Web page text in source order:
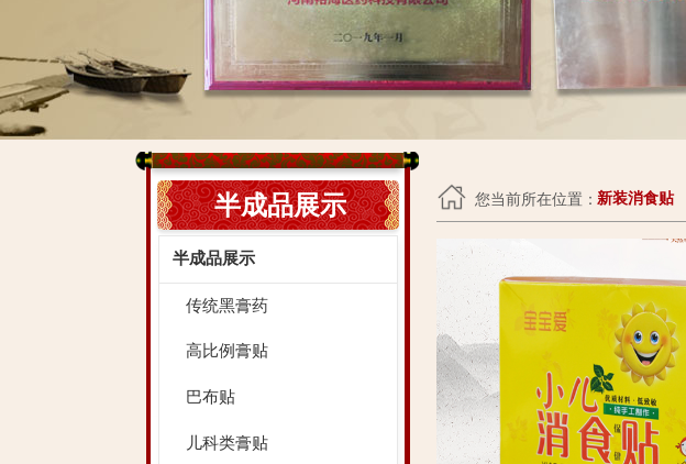
您当前所在位置：新装消食贴
按钮
半成品展示
传统黑膏药
高比例膏贴
巴布贴
儿科类膏贴
半成品展示